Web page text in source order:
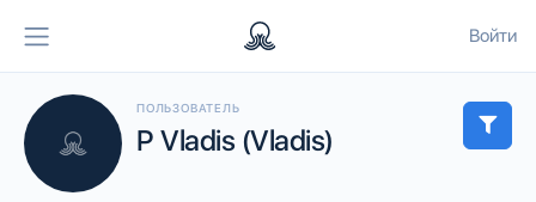
Войти
ПОЛЬЗОВАТЕЛЬ
P Vladis (Vladis)